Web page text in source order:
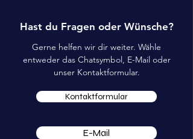
Hast du Fragen oder Wünsche?
Gerne helfen wir dir weiter. Wähle
entweder das Chatsymbol, E-Mail oder
unser Kontaktformular.
Kontaktformular
E-Mail